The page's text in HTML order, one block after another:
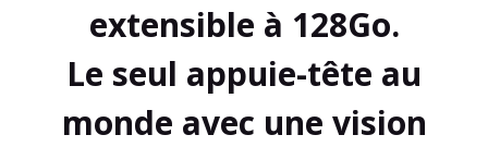
extensible à 128Go.
Le seul appuie-tête au
monde avec une vision